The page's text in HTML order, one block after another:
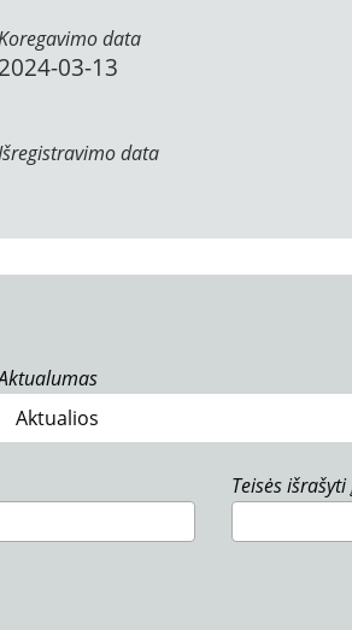
data
2024-03-13
data
Teisės